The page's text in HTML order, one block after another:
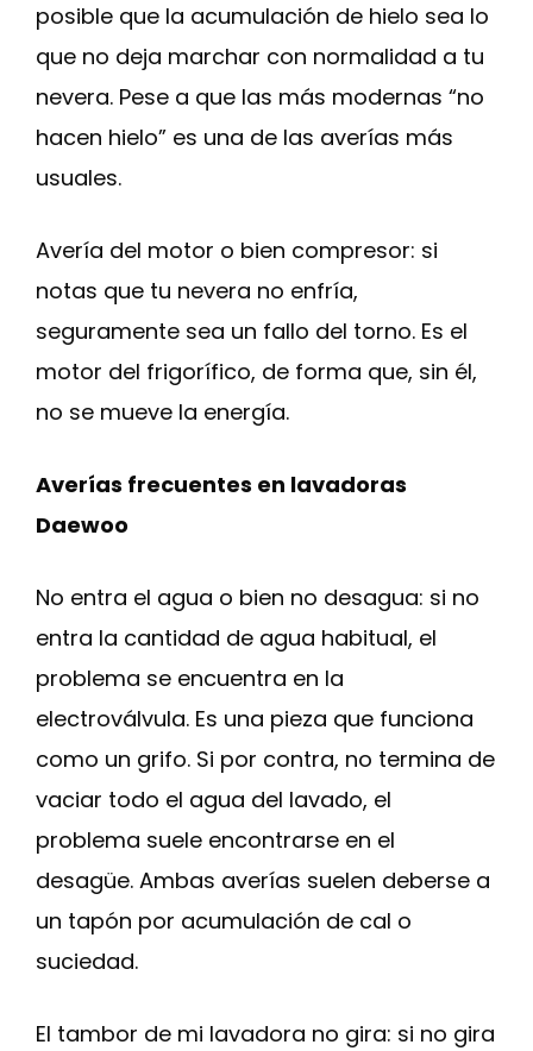
posible que la acumulación de hielo sea lo
que no deja marchar con normalidad a tu
nevera. Pese a que las más modernas “no
hacen hielo” es una de las averías más
usuales.
Avería del motor o bien compresor: si
notas que tu nevera no enfría,
seguramente sea un fallo del torno. Es el
motor del frigorífico, de forma que, sin él,
no se mueve la energía.
Averías frecuentes en lavadoras
Daewoo
No entra el agua o bien no desagua: si no
entra la cantidad de agua habitual, el
problema se encuentra en la
electroválvula. Es una pieza que funciona
como un grifo. Si por contra, no termina de
vaciar todo el agua del lavado, el
problema suele encontrarse en el
desagüe. Ambas averías suelen deberse a
un tapón por acumulación de cal o
suciedad.
El tambor de mi lavadora no gira: si no gira